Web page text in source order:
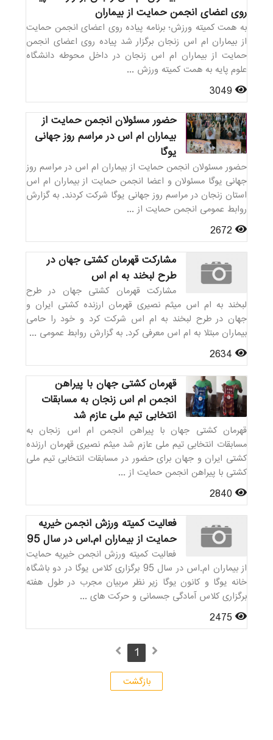
روی اعضای انجمن حمایت از بیماران
به همت کمیته ورزش؛ برنامه پیاده روی اعضای انجمن حمایت
از بیماران ام اس زنجان برگزار شد پیاده روی اعضای انجمن
حمایت از بیماران ام اس زنجان در داخل محوطه دانشگاه
علوم پایه به همت کمیته ورزش ...
حضور مسئولان انجمن حمایت از
بیماران ام اس در مراسم روز جهانی
یوگا
حضور مسئولان انجمن حمایت از بیماران ام اس در مراسم روز
جهانی یوگا مسئولان و اعضا انجمن حمایت از بیماران ام اس
استان زنجان در مراسم روز جهانی یوگا شرکت کردند. به گزارش
روابط عمومی انجمن حمایت از ...
مشارکت قهرمان کشتی جهان در
طرح لبخند به ام اس
مشارکت قهرمان کشتی جهان در طرح
لبخند به ام اس میثم نصیری قهرمان ارزنده کشتی ایران و
جهان در طرح لبخند به ام اس شرکت کرد و خود را حامی
بیماران مبتلا به ام اس معرفی کرد. به گزارش روابط عمومی ...
قهرمان کشتی جهان با پیراهن
انجمن ام اس زنجان به مسابقات
انتخابی تیم ملی عازم شد
قهرمان کشتی جهان با پیراهن انجمن ام اس زنجان به
مسابقات انتخابی تیم ملی عازم شد میثم نصیری قهرمان ارزنده
کشتی ایران و جهان برای حضور در مسابقات انتخابی تیم ملی
کشتی با پیراهن انجمن حمایت از ...
فعالیت کمیته ورزش انجمن خیریه
حمایت از بیماران ام.اس در سال 95
فعالیت کمیته ورزش انجمن خیریه حمایت
از بیماران ام.اس در سال 95 برگزاری کلاس یوگا در دو باشگاه
خانه یوگا و کانون یوگا زیر نظر مربیان مجرب در طول هفته
برگزاری کلاس آمادگی جسمانی و حرکت های ...
1
بازگشت